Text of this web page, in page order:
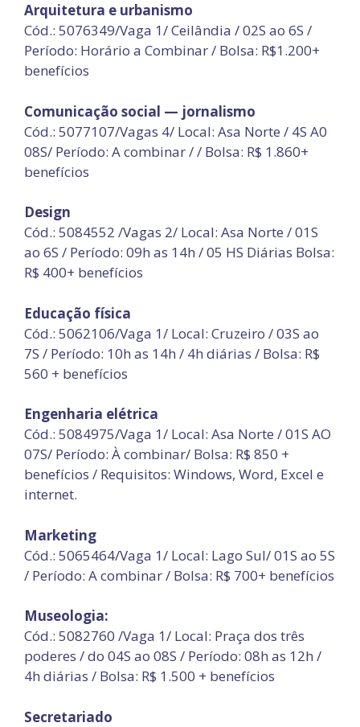
Arquitetura e urbanismo
Cód.: 5076349/Vaga 1/ Ceilândia / 02S ao 6S /
Período: Horário a Combinar / Bolsa: R$1.200+
benefícios
Comunicação social — jornalismo
Cód.: 5077107/Vagas 4/ Local: Asa Norte / 4S A0
08S/ Período: A combinar / / Bolsa: R$ 1.860+
benefícios
Design
Cód.: 5084552 /Vagas 2/ Local: Asa Norte / 01S
ao 6S / Período: 09h as 14h / 05 HS Diárias Bolsa:
R$ 400+ benefícios
Educação física
Cód.: 5062106/Vaga 1/ Local: Cruzeiro / 03S ao
7S / Período: 10h as 14h / 4h diárias / Bolsa: R$
560 + benefícios
Engenharia elétrica
Cód.: 5084975/Vaga 1/ Local: Asa Norte / 01S AO
07S/ Período: À combinar/ Bolsa: R$ 850 +
benefícios / Requisitos: Windows, Word, Excel e
internet.
Marketing
Cód.: 5065464/Vaga 1/ Local: Lago Sul/ 01S ao 5S
/ Período: A combinar / Bolsa: R$ 700+ benefícios
Museologia:
Cód.: 5082760 /Vaga 1/ Local: Praça dos três
poderes / do 04S ao 08S / Período: 08h as 12h /
4h diárias / Bolsa: R$ 1.500 + benefícios
Secretariado